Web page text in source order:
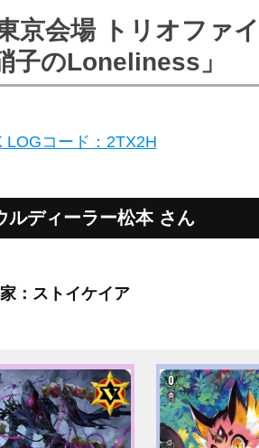
京会場 トリオファ
のLoneliness」
LOGコード：2TX2H
ディーラー松本 さん
：ストイケイア